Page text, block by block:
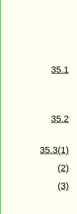
35.1
35.2
35.3(1)
(2)
(3)